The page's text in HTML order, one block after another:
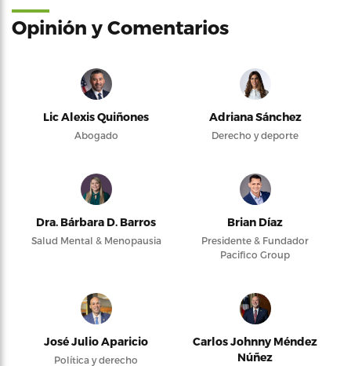
Opinión y Comentarios
Lic Alexis Quiñones
Abogado
Adriana Sánchez
Derecho y deporte
Dra. Bárbara D. Barros
Salud Mental & Menopausia
Brian Díaz
Presidente & Fundador
Pacifico Group
José Julio Aparicio
Política y derecho
Carlos Johnny Méndez
Núñez